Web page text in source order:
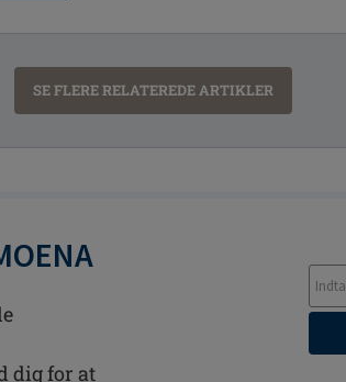
SE FLERE RELATEREDE ARTIKLER
dig for at